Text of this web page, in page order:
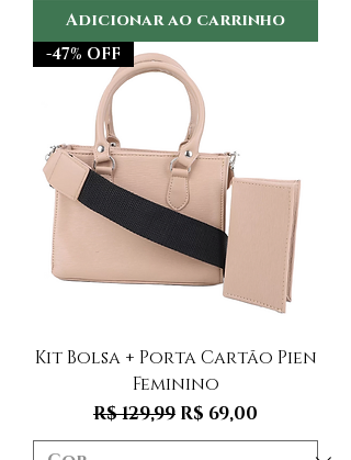
Adicionar ao carrinho
-47% OFF
Kit Bolsa + Porta Cartão Pien
Feminino
Preço normal
R$ 129,99 Preço
R$ 69,00